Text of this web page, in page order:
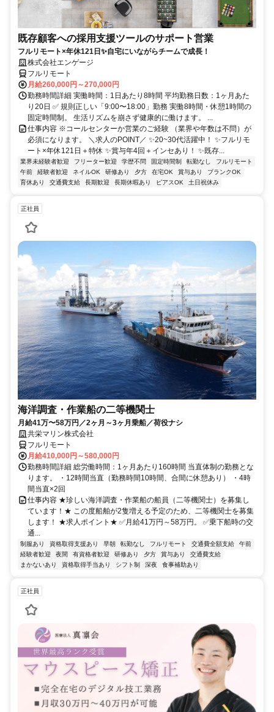
既存顧客への採用支援ツールのサポート営業
フルリモート×年休121日✨自宅にいながらチームで成長！
株式会社エンゲージ
フルリモート
月給260,000円～270,000円
勤務時間詳細 実働時間：1日あたり8時間 平均勤務日数：1ヶ月あた
り20日 ✅ 規則正しい「9:00〜18:00」勤務 実働8時間・休憩1時間の
固定時間制。 生活リズムを崩さず健康的に働けます。 ...
仕事内容 ※コールセンターか営業のご経験 （業界や年数は不問）が
必須になります。 ＼求人のPOINT／ ✨20~30代活躍中！ ✨フルリモ
ート×年休121日＋特休 ✨賞与年4回＋インセあり！ ✨既存...
業界未経験者歓迎 フリーター歓迎 学歴不問 固定時間制 転勤なし
フルリモート
午前
経験者歓迎 ネイルOK 研修あり 夕方 在宅OK 賞与あり
ブランクOK
育休あり
交通費支給 長期歓迎 長期休暇あり ピアスOK 土日祝休み
正社員
海洋調査・作業船の二等機関士
月給41万〜58万円／2ヶ月～3ヶ月乗船／荷役ナシ
共栄マリン株式会社
フルリモート
月給410,000円～580,000円
勤務時間詳細 総労働時間：1ヶ月あたり160時間 当直体制の勤務とな
ります。 ・12時間当直（勤務時間10時間、合間に休憩あり） ・4時
間当直×2回
仕事内容 ★珍しい海洋調査・作業船の船員（二等機関士）を募集し
ています！★ この度船舶が2隻増える予定のため、二等機関士を募集
します！ ★求人ポイント★ ✅月給41万円～58万円。 ✅乗下船時の交
通...
制服あり 資格取得支援あり 早朝 転勤なし フルリモート 交通費全額支給
午前
経験者歓迎
夜間 有資格者歓迎 研修あり 夕方 賞与あり
交通費支給
まかないあり
資格取得手当あり シフト制 深夜 食事補助あり
正社員